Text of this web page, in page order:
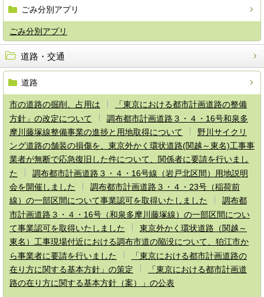
ごみ分別アプリ
ごみ分別アプリ
道路・交通
道路
市の道路の掘削、占用は
「東京における都市計画道路の整備
方針」の改定について
調布都市計画道路３・４・16号和泉多
摩川藤塚線整備事業の進捗と用地取得について
野川サイクリ
ング道路の舗装の損傷を、東京外かく環状道路(関越～東名)工事事
業者が無断で応急復旧した件について、関係者に要請を行いまし
た
調布都市計画道路３・４・16号線（岩戸北区間）用地説明
会を開催しました
調布都市計画道路３・４・23号（稲荷前
線）の一部区間について事業認可を取得いたしました
調布都
市計画道路３・４・16号（和泉多摩川藤塚線）の一部区間につい
て事業認可を取得いたしました
東京外かく環状道路（関越～
東名）工事現場付近における調布市道の陥没について、狛江市か
ら事業者に要請を行いました
「東京における都市計画道路の
在り方に関する基本方針」の策定
「東京における都市計画道
路の在り方に関する基本方針（案）」の公表